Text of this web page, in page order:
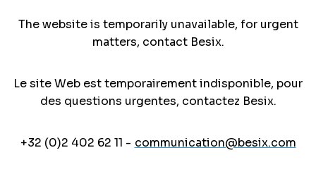
The website is temporarily unavailable, for urgent
matters, contact Besix.
Le site Web est temporairement indisponible, pour
des questions urgentes, contactez Besix.
+32 (0)2 402 62 11 - communication@besix.com